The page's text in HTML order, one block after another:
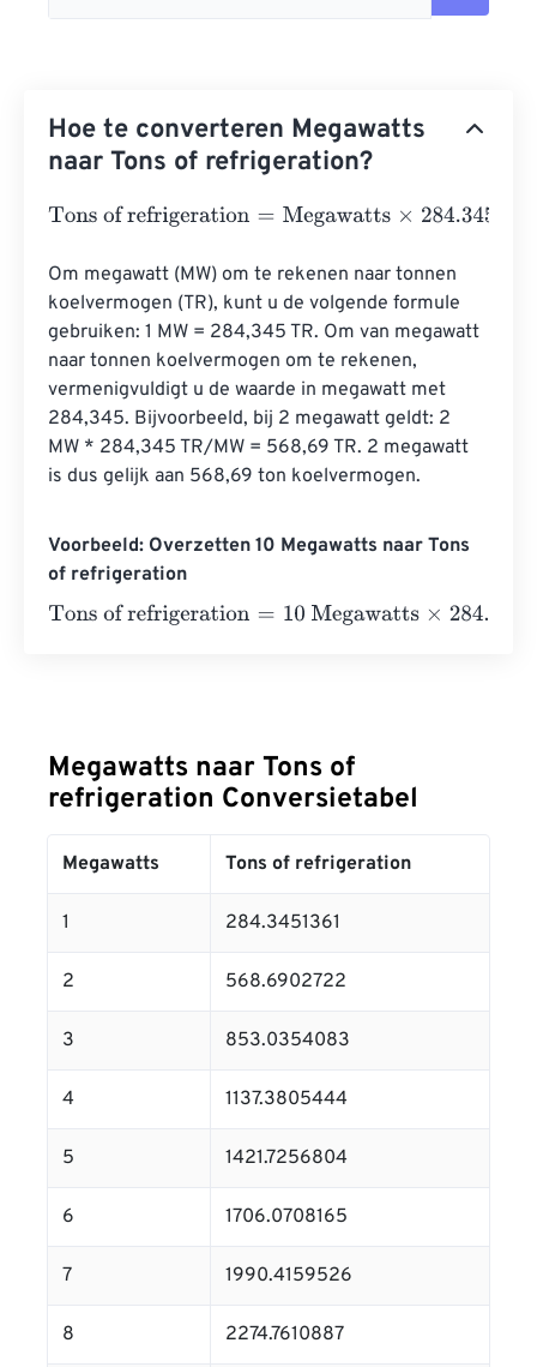
Hoe te converteren Megawatts
naar Tons of refrigeration?
Tons of refrigeration=Megawatts×284.34513609
Om megawatt (MW) om te rekenen naar tonnen
koelvermogen (TR), kunt u de volgende formule
gebruiken: 1 MW = 284,345 TR. Om van megawatt
naar tonnen koelvermogen om te rekenen,
vermenigvuldigt u de waarde in megawatt met
284,345. Bijvoorbeeld, bij 2 megawatt geldt: 2
MW * 284,345 TR/MW = 568,69 TR. 2 megawatt
is dus gelijk aan 568,69 ton koelvermogen.
Voorbeeld: Overzetten 10 Megawatts naar Tons
of refrigeration
Tons of refrigeration=10 Megawatts×284.34513609
Megawatts naar Tons of
refrigeration Conversietabel
Megawatts Tons of refrigeration
1 284.3451361
2 568.6902722
3 853.0354083
4 1137.3805444
5 1421.7256804
6 1706.0708165
7 1990.4159526
8 2274.7610887